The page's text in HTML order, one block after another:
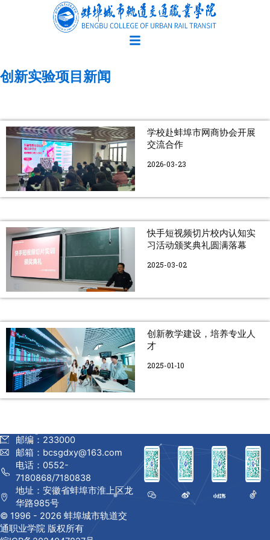
创新实验项目新闻
学校赴蚌埠市网商协会开展
交流合作
2026-03-23
快手短视频切片校内认知实
习活动颁奖典礼圆满落幕
2025-03-02
创新教学建设，培养专业人
才
2025-01-10
邮编：233000
邮箱：bcsgdxy@163.com
电话：0552-
7180868/7180838
地址：安徽省蚌埠市淮上区龙
华路985号
© 1996 - 2026 蚌埠城市轨道交
通职业学院 版权所有